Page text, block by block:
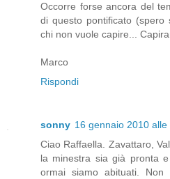
Occorre forse ancora del
di questo pontificato (spero
chi non vuole capire...
Marco
Rispondi
sonny 16 gennaio 2010
Ciao Raffaella. Zavattaro,
la minestra sia già pronta
ormai siamo abituati.